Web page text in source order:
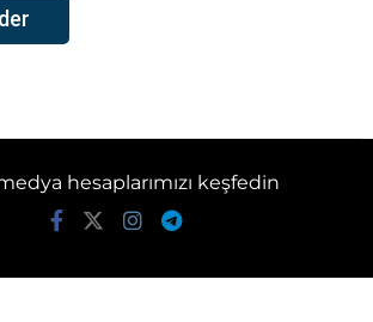
hesaplarımızı keşfedin